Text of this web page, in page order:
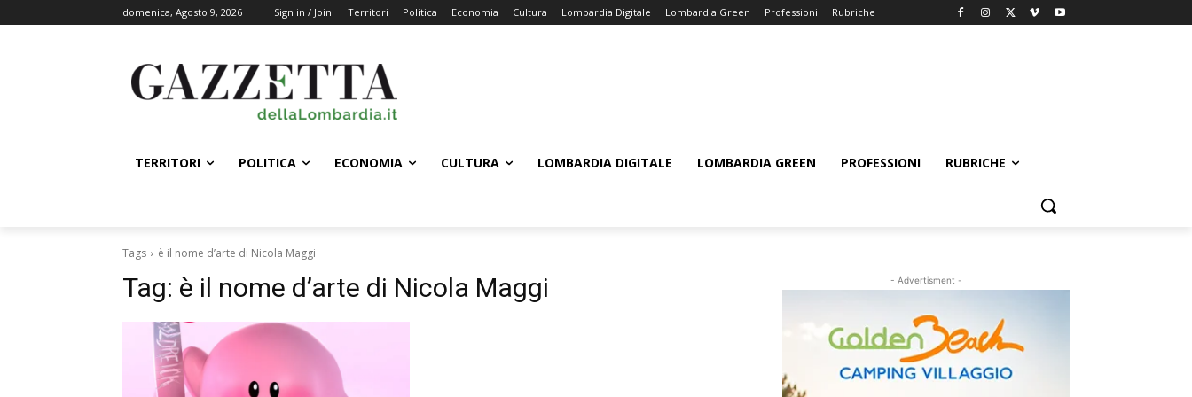
domenica, Agosto 9, 2026 Sign in / Join Territori Politica Economia Cultura Lombardia Digitale Lombardia Green Professioni Rubriche
TERRITORI POLITICA ECONOMIA CULTURA LOMBARDIA DIGITALE LOMBARDIA GREEN PROFESSIONI RUBRICHE
Tags è il nome d’arte di Nicola Maggi
Tag: è il nome d’arte di Nicola Maggi - Advertisment -